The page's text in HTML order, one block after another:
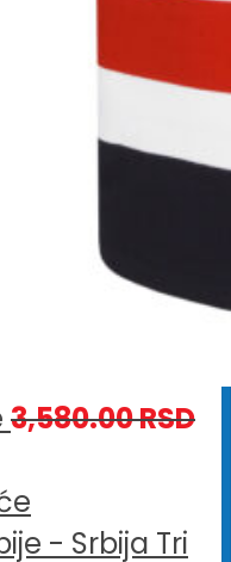
3,580.00RSD